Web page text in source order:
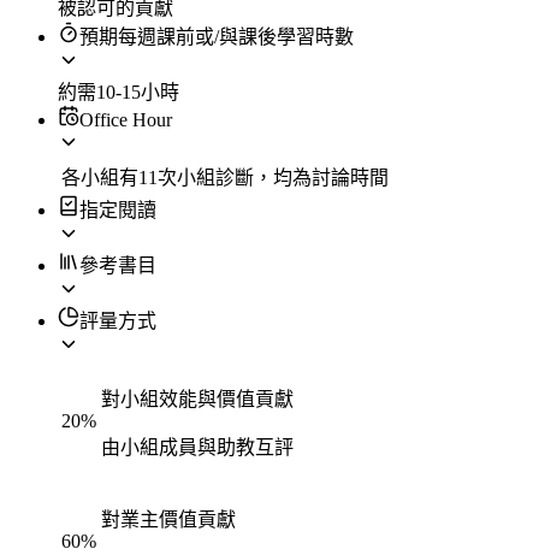
被認可的貢獻
預期每週課前或/與課後學習時數
約需10-15小時
Office Hour
各小組有11次小組診斷，均為討論時間
指定閱讀
參考書目
評量方式
20%
對小組效能與價值貢獻
由小組成員與助教互評
60%
對業主價值貢獻